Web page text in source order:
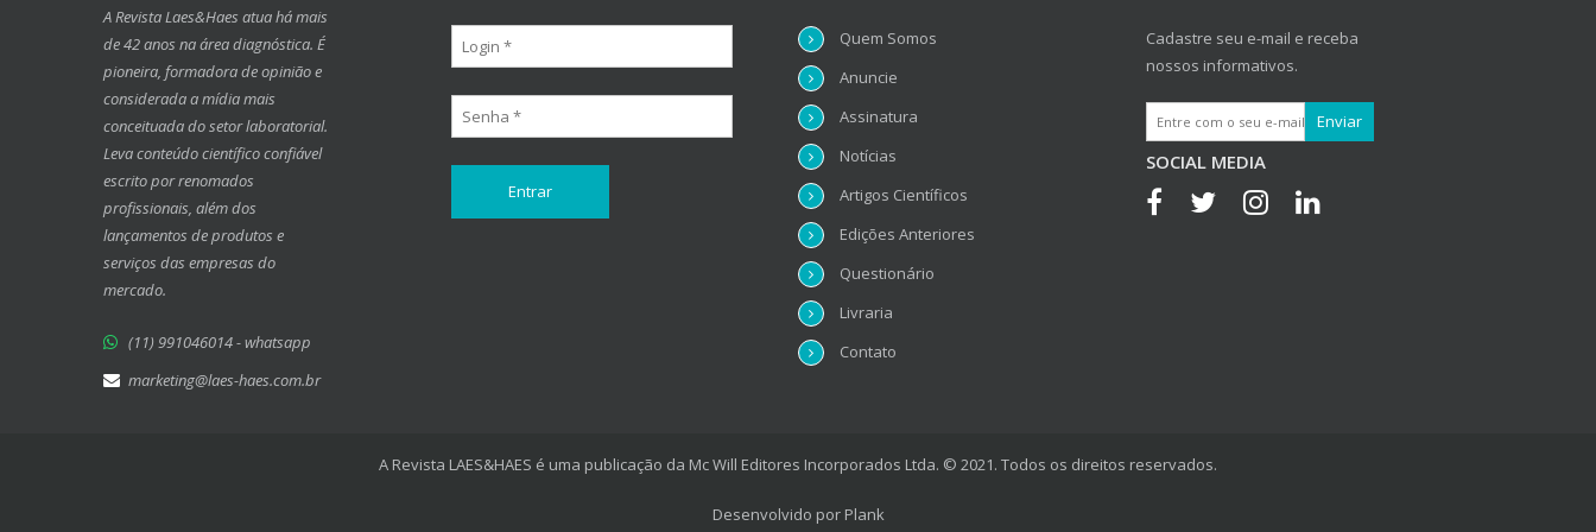
A Revista Laes&Haes atua há mais
de 42 anos na área diagnóstica. É
pioneira, formadora de opinião e
considerada a mídia mais
conceituada do setor laboratorial.
Leva conteúdo científico confiável
escrito por renomados
profissionais, além dos
lançamentos de produtos e
serviços das empresas do
mercado.
(11) 991046014 - whatsapp
marketing@laes-haes.com.br
Quem Somos
Anuncie
Assinatura
Notícias
Artigos Científicos
Edições Anteriores
Questionário
Livraria
Contato
Cadastre seu e-mail e receba
nossos informativos.
SOCIAL MEDIA
A Revista LAES&HAES é uma publicação da Mc Will Editores Incorporados Ltda. © 2021. Todos os direitos reservados.
Desenvolvido por Plank